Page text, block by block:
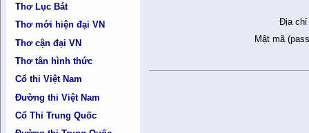
Thơ Lục Bát
Thơ mới hiện đại VN
Thơ cận đại VN
Thơ tân hình thức
Cổ thi Việt Nam
Đường thi Việt Nam
Cổ Thi Trung Quốc
Địa chỉ
Mật mã